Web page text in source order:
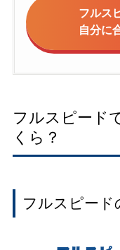
フルス
自分に
フルスピード
くら？
フルスピード